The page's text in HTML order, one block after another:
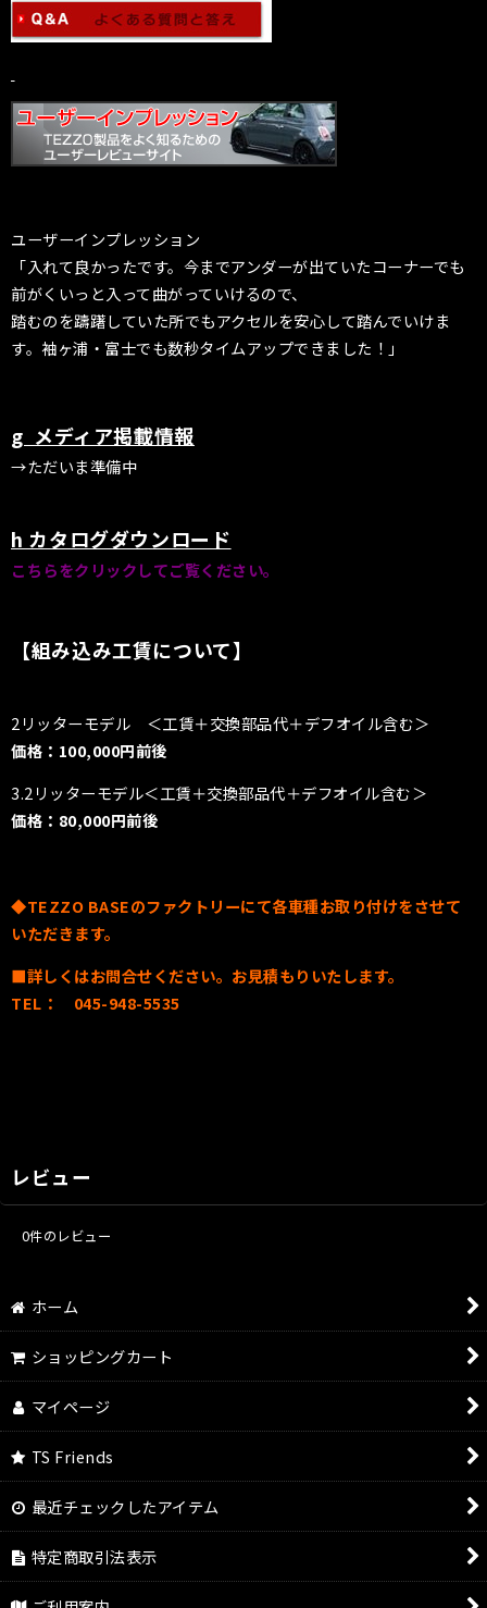
ユーザーインプレッション
「入れて良かったです。今までアンダーが出ていたコーナーでも
前がくいっと入って曲がっていけるので、
踏むのを躊躇していた所でもアクセルを安心して踏んでいけま
す。袖ヶ浦・富士でも数秒タイムアップできました！」
g メディア掲載情報
→ただいま準備中
h カタログダウンロード
こちらをクリックしてご覧ください。
【組み込み工賃について】
2リッターモデル ＜工賃＋交換部品代＋デフオイル含む＞
価格：100,000円前後
3.2リッターモデル＜工賃＋交換部品代＋デフオイル含む＞
価格：80,000円前後
◆TEZZO BASEのファクトリーにて各車種お取り付けをさせて
いただきます。
■詳しくはお問合せください。お見積もりいたします。
TEL： 045-948-5535
レビュー
0件のレビュー
ホーム
ショッピングカート
マイページ
TS Friends
最近チェックしたアイテム
特定商取引法表示